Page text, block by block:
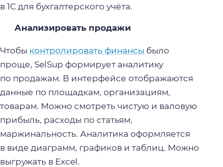
в 1С для бухгалтерского учёта.
Анализировать продажи
Чтобы контролировать финансы было
проще, SelSup формирует аналитику
по продажам. В интерфейсе отображаются
данные по площадкам, организациям,
товарам. Можно смотреть чистую и валовую
прибыль, расходы по статьям,
маржинальность. Аналитика оформляется
в виде диаграмм, графиков и таблиц. Можно
выгружать в Excel.